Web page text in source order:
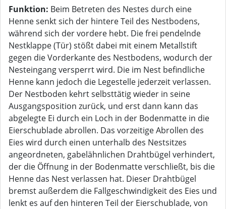
Funktion: Beim Betreten des Nestes durch eine
Henne senkt sich der hintere Teil des Nestbodens,
während sich der vordere hebt. Die frei pendelnde
Nestklappe (Tür) stößt dabei mit einem Metallstift
gegen die Vorderkante des Nestbodens, wodurch der
Nesteingang versperrt wird. Die im Nest befindliche
Henne kann jedoch die Legestelle jederzeit verlassen.
Der Nestboden kehrt selbsttätig wieder in seine
Ausgangsposition zurück, und erst dann kann das
abgelegte Ei durch ein Loch in der Bodenmatte in die
Eierschublade abrollen. Das vorzeitige Abrollen des
Eies wird durch einen unterhalb des Nestsitzes
angeordneten, gabelähnlichen Drahtbügel verhindert,
der die Öffnung in der Bodenmatte verschließt, bis die
Henne das Nest verlassen hat. Dieser Drahtbügel
bremst außerdem die Fallgeschwindigkeit des Eies und
lenkt es auf den hinteren Teil der Eierschublade, von